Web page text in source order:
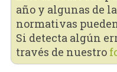
año y algunas de
normativas
Si detecta algún
través de nuestro